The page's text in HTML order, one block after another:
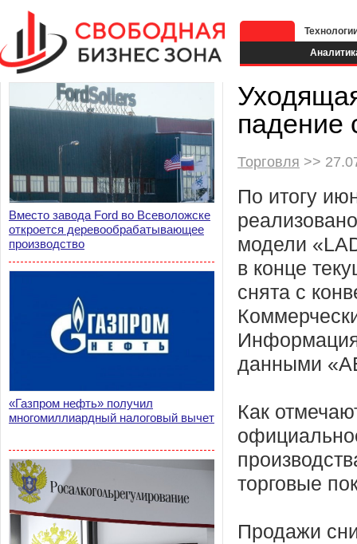
Вместо завода Ford во Всеволожске
откроется деревообрабатывающее
производство
«Газпром нефть» получил
многомиллиардный налоговый вычет
падение
Торговля >>
По итогу
модели
в конце
снята с
данными
Как
торговые
Продажи